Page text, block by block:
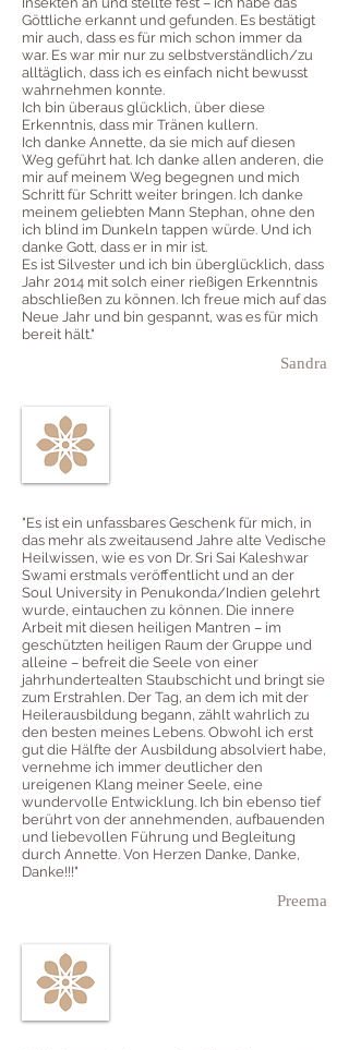
Göttliche erkannt und gefunden. Es bestätigt
mir auch, dass es für mich schon immer da
war. Es war mir nur zu selbstverständlich/zu
alltäglich, dass ich es einfach nicht bewusst
wahrnehmen konnte.
Ich bin überaus glücklich, über diese
Erkenntnis, dass mir Tränen kullern.
Ich danke Annette, da sie mich auf diesen
Weg geführt hat. Ich danke allen anderen, die
mir auf meinem Weg begegnen und mich
Schritt für Schritt weiter bringen. Ich danke
meinem geliebten Mann Stephan, ohne den
ich blind im Dunkeln tappen würde. Und ich
danke Gott, dass er in mir ist.
Es ist Silvester und ich bin überglücklich, dass
Jahr 2014 mit solch einer rießigen Erkenntnis
abschließen zu können. Ich freue mich auf das
Neue Jahr und bin gespannt, was es für mich
bereit hält."
Sandra
"Es ist ein unfassbares Geschenk für mich, in
das mehr als zweitausend Jahre alte Vedische
Heilwissen, wie es von Dr. Sri Sai Kaleshwar
Swami erstmals veröffentlicht und an der
Soul University in Penukonda/Indien gelehrt
wurde, eintauchen zu können. Die innere
Arbeit mit diesen heiligen Mantren – im
geschützten heiligen Raum der Gruppe und
alleine – befreit die Seele von einer
jahrhundertealten Staubschicht und bringt sie
zum Erstrahlen. Der Tag, an dem ich mit der
Heilerausbildung begann, zählt wahrlich zu
den besten meines Lebens. Obwohl ich erst
gut die Hälfte der Ausbildung absolviert habe,
vernehme ich immer deutlicher den
ureigenen Klang meiner Seele, eine
wundervolle Entwicklung. Ich bin ebenso tief
berührt von der annehmenden, aufbauenden
und liebevollen Führung und Begleitung
durch Annette. Von Herzen Danke, Danke,
Danke!!!"
Preema